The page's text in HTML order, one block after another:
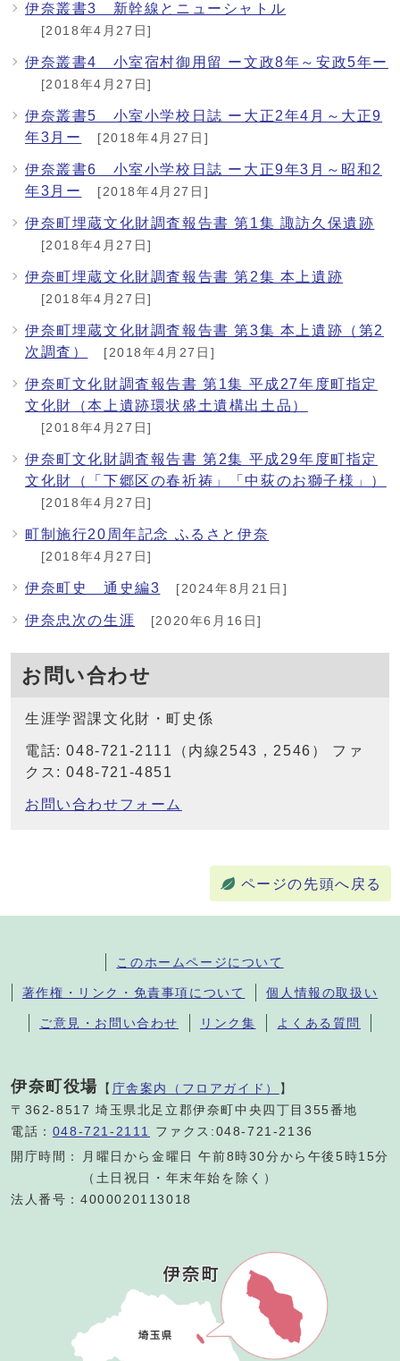
伊奈叢書3 新幹線とニューシャトル
[2018年4月27日]
伊奈叢書4 小室宿村御用留 ー文政8年～安政5年ー
[2018年4月27日]
伊奈叢書5 小室小学校日誌 ー大正2年4月～大正9
年3月ー
[2018年4月27日]
伊奈叢書6 小室小学校日誌 ー大正9年3月～昭和2
年3月ー
[2018年4月27日]
伊奈町埋蔵文化財調査報告書 第1集 諏訪久保遺跡
[2018年4月27日]
伊奈町埋蔵文化財調査報告書 第2集 本上遺跡
[2018年4月27日]
伊奈町埋蔵文化財調査報告書 第3集 本上遺跡（第2
次調査）
[2018年4月27日]
伊奈町文化財調査報告書 第1集 平成27年度町指定
文化財（本上遺跡環状盛土遺構出土品）
[2018年4月27日]
伊奈町文化財調査報告書 第2集 平成29年度町指定
文化財（「下郷区の春祈祷」「中荻のお獅子様」）
[2018年4月27日]
町制施行20周年記念 ふるさと伊奈
[2018年4月27日]
伊奈町史 通史編3 [2024年8月21日]
伊奈忠次の生涯 [2020年6月16日]
お問い合わせ
生涯学習課文化財・町史係
電話: 048-721-2111（内線2543，2546） ファ
クス: 048-721-4851
お問い合わせフォーム
ページの先頭へ戻る
このホームページについて
著作権・リンク・免責事項について 個人情報の取扱い
ご意見・お問い合わせ リンク集 よくある質問
伊奈町役場 【 庁舎案内（フロアガイド） 】
〒362-8517 埼玉県北足立郡伊奈町中央四丁目355番地
電話： 048-721-2111
ファクス:048-721-2136
開庁時間：
月曜日から金曜日 午前8時30分から午後5時15分
（土日祝日・年末年始を除く）
法人番号：4000020113018